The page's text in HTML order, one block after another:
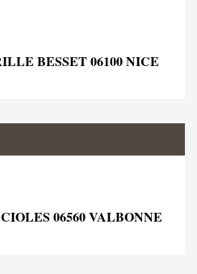
BESSET 06100 NICE
06560 VALBONNE